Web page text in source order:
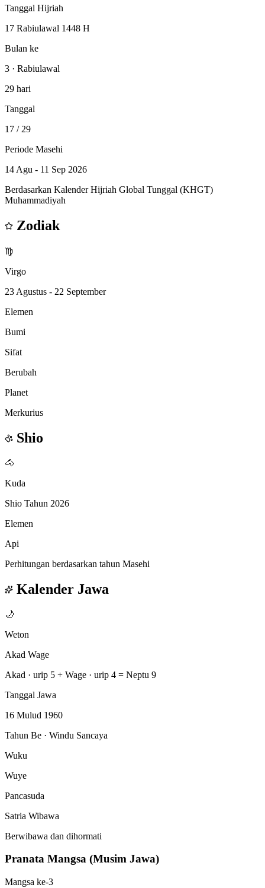
Tanggal Hijriah
17 Rabiulawal 1448 H
Bulan ke
3 · Rabiulawal
29 hari
Tanggal
17 / 29
Periode Masehi
14 Agu - 11 Sep 2026
Berdasarkan Kalender Hijriah Global Tunggal (KHGT)
Muhammadiyah
Zodiak
♍
Virgo
23 Agustus - 22 September
Elemen
Bumi
Sifat
Berubah
Planet
Merkurius
Shio
🐴
Kuda
Shio Tahun 2026
Elemen
Api
Perhitungan berdasarkan tahun Masehi
Kalender Jawa
🌙
Weton
Akad Wage
Akad · urip 5 + Wage · urip 4 = Neptu 9
Tanggal Jawa
16 Mulud 1960
Tahun Be · Windu Sancaya
Wuku
Wuye
Pancasuda
Satria Wibawa
Berwibawa dan dihormati
Pranata Mangsa (Musim Jawa)
Mangsa ke-3